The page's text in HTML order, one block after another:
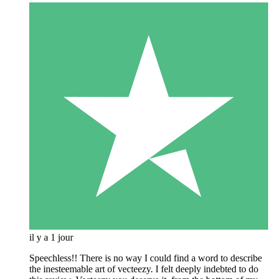
il y a 1 jour
Speechless!! There is no way I could find a word to describe
the inesteemable art of vecteezy. I felt deeply indebted to do